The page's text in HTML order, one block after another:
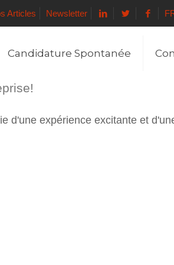
Articles Newsletter
Candidature Spontanée
d'une expérience excitante et